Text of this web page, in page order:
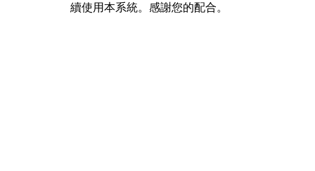
續使用本系統。感謝您的配合。